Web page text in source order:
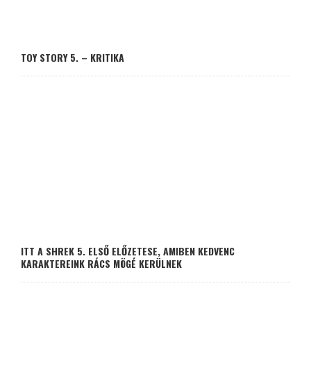
TOY STORY 5. – KRITIKA
ITT A SHREK 5. ELSŐ ELŐZETESE, AMIBEN KEDVENC
KARAKTEREINK RÁCS MÖGÉ KERÜLNEK